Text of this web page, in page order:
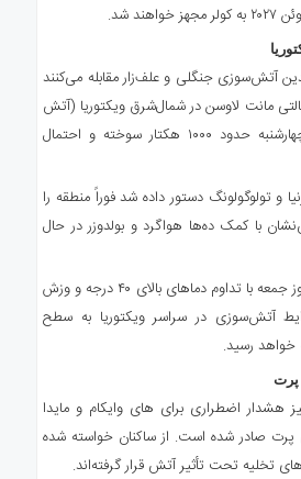
شد.
آتش‌سوزی جنگلی و علف‌زار مقابله می‌کنند
مانت لاوسن در شمال‌شرق ویکتوریا (آتش
والوا) است. تا بعدازظهر چهارشنبه حدود ۱۰۰۰ هکتار سوخته و احتمال
و تولوگولونگ دستور داده شد فوراً منطقه را
حدود ۳۰۵ آتش‌نشان با کمک ده‌ها هواگرد و بولدوزر در حال
مقامات هشدار داده‌اند که روز جمعه با تداوم دماهای بالای ۴۰ درجه و وزش
آتش‌سوزی در سراسر ویکتوریا به سطح
خواهد رسید.
هشدار اضطراری برای های وایکام و مایدا
۲۷ کیلومتری پرت صادر شده است. از ساکنان خواسته شده
تخلیه تحت تأثیر آتش قرار گرفته‌اند.